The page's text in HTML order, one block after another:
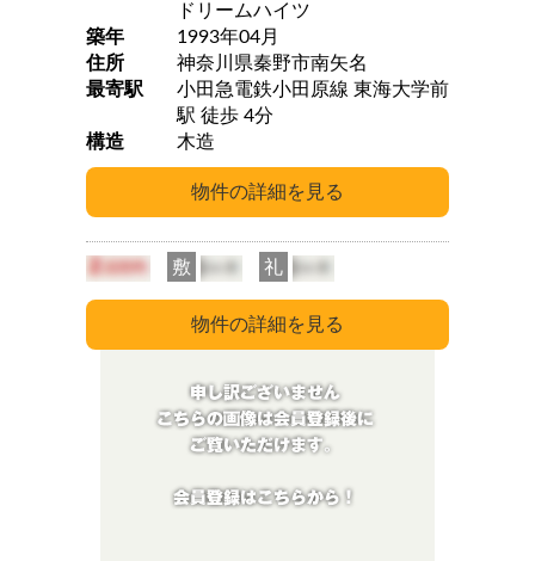
ドリームハイツ
築年
1993年04月
住所
神奈川県秦野市南矢名
最寄駅
小田急電鉄小田原線 東海大学前
駅 徒歩 4分
構造
木造
敷 礼